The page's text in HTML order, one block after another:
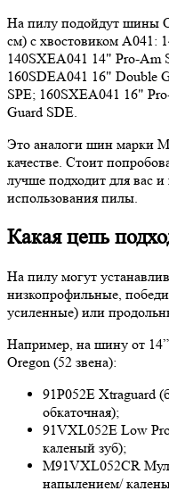
На пилу подойдут шины
см) с хвостовиком A041:
140SXEA041 14" Pro-Am
160SDEA041 16" Double
SPE; 160SXEA041 16"
Guard SDE.
Это аналоги шин марки
качестве. Стоит
лучше подходит для вас
использования пилы.
Какая цепь
На пилу могут
низкопрофильные,
усиленные) или
Например, на шину от
Oregon (52 звена):
91P052E Xtraguard
обкаточная);
91VXL052E Low
каленый зуб);
M91VXL052CR
напылением/